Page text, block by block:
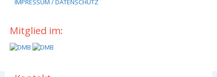
IMPRESSUM / DATENSCHUTZ
Mitglied im: